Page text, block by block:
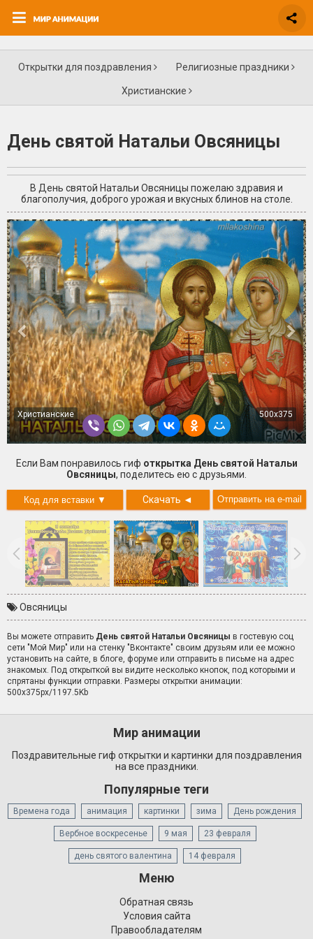
Открытки для поздравления Религиозные праздники
Христианские
День святой Натальи Овсяницы
В День святой Натальи Овсяницы пожелаю здравия и
благополучия, доброго урожая и вкусных блинов на столе.
+4
Христианские 500x375
Если Вам понравилось гиф открытка День святой Натальи
Овсяницы, поделитесь ею с друзьями.
Скачать ◄
Овсяницы
Вы можете отправить День святой Натальи Овсяницы в гостевую соц
сети "Мой Мир" или на стенку "Вконтакте" своим друзьям или ее можно
установить на сайте, в блоге, форуме или отправить в письме на адрес
знакомых. Под открыткой вы видите несколько кнопок, под которыми и
спрятаны функции отправки. Размеры открытки анимации:
500x375px/1197.5Kb
Мир анимации
Поздравительные гиф открытки и картинки для поздравления
на все праздники.
Популярные теги
Времена года анимация картинки зима День рождения
Вербное воскресенье 9 мая 23 февраля
день святого валентина 14 февраля
Меню
Обратная связь
Условия сайта
Правообладателям